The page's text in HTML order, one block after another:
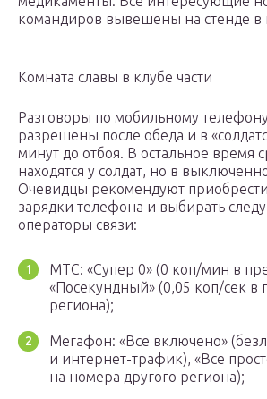
командиров вывешены на стенде в
Комната славы в клубе части
Разговоры по мобильному
разрешены после обеда и в
минут до отбоя. В остальное время
находятся у солдат, но в
Очевидцы рекомендуют
зарядки телефона и выбирать
операторы связи:
МТС: «Супер 0» (0 коп/мин в
«Посекундный» (0,05 коп/сек в
региона);
Мегафон: «Все включено»
и интернет-трафик), «Все
на номера другого региона);